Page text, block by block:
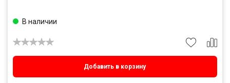
Добавить в корзину
В наличии